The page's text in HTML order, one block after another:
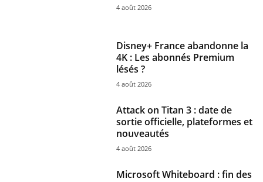
4 août 2026
Disney+ France abandonne la
4K : Les abonnés Premium
lésés ?
4 août 2026
Attack on Titan 3 : date de
sortie officielle, plateformes et
nouveautés
4 août 2026
Microsoft Whiteboard : fin des